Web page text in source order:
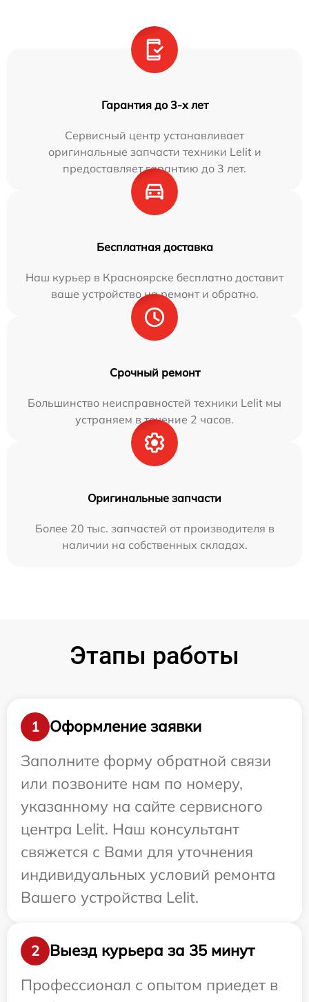
Гарантия до 3-х лет
Сервисный центр устанавливает
оригинальные запчасти техники Lelit и
предоставляет гарантию до 3 лет.
Бесплатная доставка
Наш курьер в Красноярске бесплатно доставит
ваше устройство на ремонт и обратно.
Срочный ремонт
Большинство неисправностей техники Lelit мы
устраняем в течение 2 часов.
Оригинальные запчасти
Более 20 тыс. запчастей от производителя в
наличии на собственных складах.
Этапы работы
1
Оформление заявки
Заполните форму обратной связи
или позвоните нам по номеру,
указанному на сайте сервисного
центра Lelit. Наш консультант
свяжется с Вами для уточнения
индивидуальных условий ремонта
Вашего устройства Lelit.
2
Выезд курьера за 35 минут
Профессионал с опытом приедет в